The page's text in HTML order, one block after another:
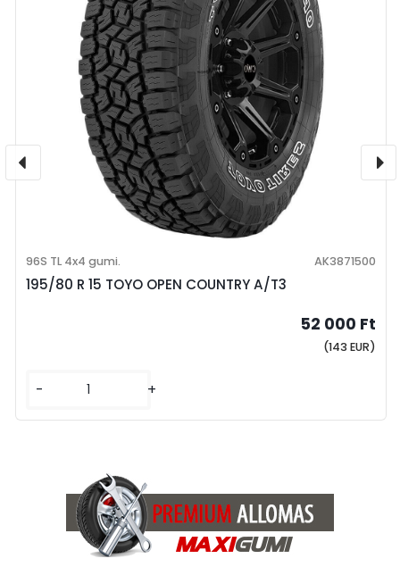
195/80 R 15 TOYO OPEN COUNTRY A/T3
96S TL 4x4 gumi. AK3871500
52 000 Ft
(143 EUR)
- +